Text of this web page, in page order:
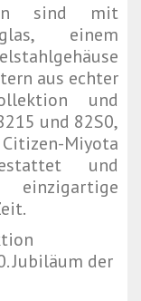
sind mit
einem
aus echter
und
und 82S0,
Miyota
und
Jubiläum der